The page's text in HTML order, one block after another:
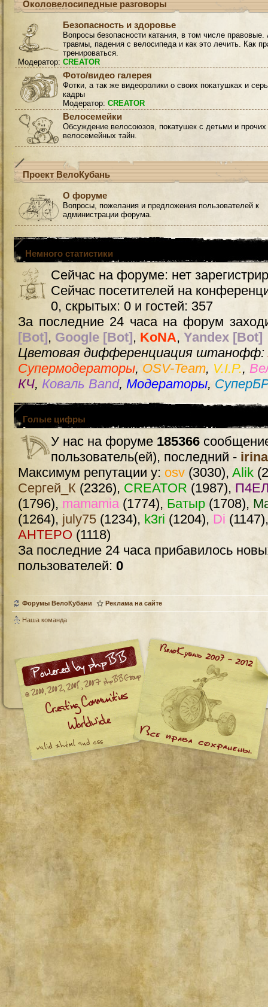
Околовелосипедные разговоры
Безопасность и здоровье
Вопросы безопасности катания, в том числе правовые.
травмы, падения с велосипеда и как это лечить. Как
тренироваться.
Модератор: CREATOR
Фото/видео галерея
Фотки, а так же видеоролики о своих покатушках и
кадры
Модератор: CREATOR
Велосемейки
Обсуждение велосоюзов, покатушек с детьми и прочих
велосемейных тайн.
Проект ВелоКубань
О форуме
Вопросы, пожелания и предложения пользователей к
администрации форума.
Немного статистики
Сейчас на форуме: нет
Сейчас посетителей на
0, скрытых: 0 и гостей: 357
За последние 24 часа на форум
[Bot], Google [Bot], KoNA, Yandex [Bot]
Цветовая дифференциация штанофф:
Супермодераторы, OSV-Team, V.I.P.,
КЧ, Коваль Band, Модераторы,
Голые цифры
У нас на форуме 185366
пользователь(ей), последний -
Максимум репутации у: osv (3030), Alik
Сергей_К (2326), CREATOR (1987),
(1796), mamamia(1774), Батыр (1708),
(1264), july75 (1234), k3ri (1204), Di
AHTEPO (1118)
За последние 24 часа прибавилось
пользователей: 0
Форумы ВелоКубани Реклама на сайте
Наша команда